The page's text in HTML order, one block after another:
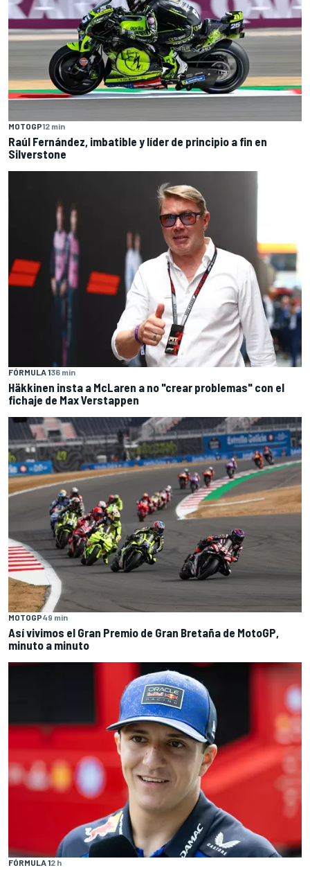
MOTOGP12 min
Raúl Fernández, imbatible y líder de principio a fin en
Silverstone
FÓRMULA 136 min
Häkkinen insta a McLaren a no "crear problemas" con el
fichaje de Max Verstappen
MOTOGP49 min
Así vivimos el Gran Premio de Gran Bretaña de MotoGP,
minuto a minuto
FÓRMULA 12 h